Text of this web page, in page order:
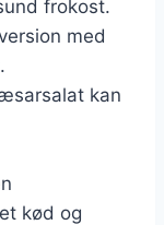
frokost.
med
kan
kød og